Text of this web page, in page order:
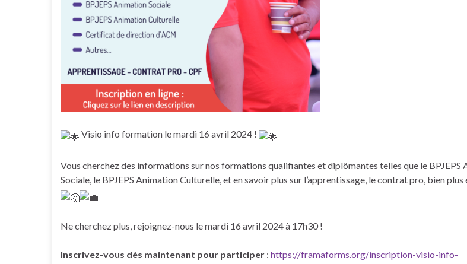
Visio info formation le mardi 16 avril 2024 !
Vous cherchez des informations sur nos formations qualifiantes et diplômantes telles que le BPJEPS
Sociale, le BPJEPS Animation Culturelle, et en savoir plus sur l’apprentissage, le contrat pro, bien plus
Ne cherchez plus, rejoignez-nous le mardi 16 avril 2024 à 17h30 !
Inscrivez-vous dès maintenant pour participer : https://framaforms.org/inscription-visio-info-